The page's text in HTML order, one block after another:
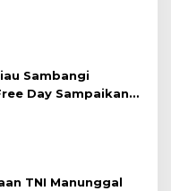
Polsek Rumbai,
Sambangi
Day Sampaikan
&
TNI Manunggal